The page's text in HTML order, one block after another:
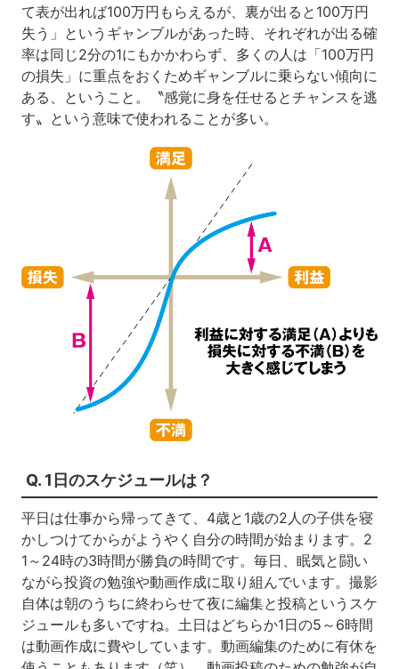
て表が出れば100万円もらえるが、裏が出ると100万円
失う」というギャンブルがあった時、それぞれが出る確
率は同じ2分の1にもかかわらず、多くの人は「100万円
の損失」に重点をおくためギャンブルに乗らない傾向に
ある、ということ。〝感覚に身を任せるとチャンスを逃
す〟という意味で使われることが多い。
Q. 1日のスケジュールは？
平日は仕事から帰ってきて、4歳と1歳の2人の子供を寝
かしつけてからがようやく自分の時間が始まります。2
1～24時の3時間が勝負の時間です。毎日、眠気と闘い
ながら投資の勉強や動画作成に取り組んでいます。撮影
自体は朝のうちに終わらせて夜に編集と投稿というスケ
ジュールも多いですね。土日はどちらか1日の5～6時間
は動画作成に費やしています。動画編集のために有休を